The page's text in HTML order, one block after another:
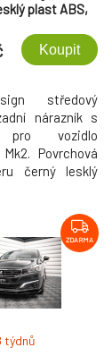
plast ABS,
Koupit
středový
nárazník s
pro vozidlo
Povrchová
černý lesklý
ZDARMA
týdnů